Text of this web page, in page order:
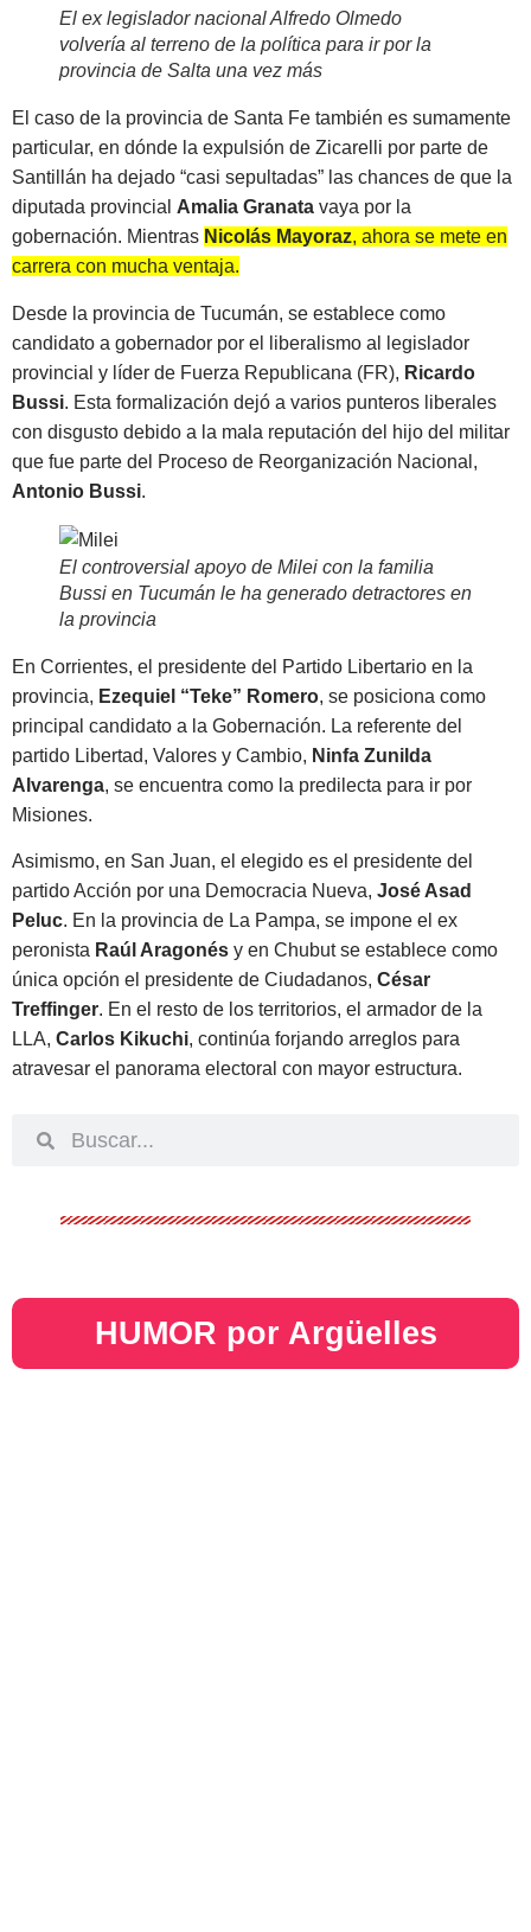
El ex legislador nacional Alfredo Olmedo
volvería al terreno de la política para ir por la
provincia de Salta una vez más
El caso de la provincia de Santa Fe también es sumamente
particular, en dónde la expulsión de Zicarelli por parte de
Santillán ha dejado “casi sepultadas” las chances de que la
diputada provincial Amalia Granata vaya por la
gobernación. Mientras Nicolás Mayoraz, ahora se mete en
carrera con mucha ventaja.
Desde la provincia de Tucumán, se establece como
candidato a gobernador por el liberalismo al legislador
provincial y líder de Fuerza Republicana (FR), Ricardo
Bussi. Esta formalización dejó a varios punteros liberales
con disgusto debido a la mala reputación del hijo del militar
que fue parte del Proceso de Reorganización Nacional,
Antonio Bussi.
El controversial apoyo de Milei con la familia
Bussi en Tucumán le ha generado detractores en
la provincia
En Corrientes, el presidente del Partido Libertario en la
provincia, Ezequiel “Teke” Romero, se posiciona como
principal candidato a la Gobernación. La referente del
partido Libertad, Valores y Cambio, Ninfa Zunilda
Alvarenga, se encuentra como la predilecta para ir por
Misiones.
Asimismo, en San Juan, el elegido es el presidente del
partido Acción por una Democracia Nueva, José Asad
Peluc. En la provincia de La Pampa, se impone el ex
peronista Raúl Aragonés y en Chubut se establece como
única opción el presidente de Ciudadanos, César
Treffinger. En el resto de los territorios, el armador de la
LLA, Carlos Kikuchi, continúa forjando arreglos para
atravesar el panorama electoral con mayor estructura.
HUMOR por Argüelles​